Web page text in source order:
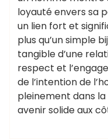
loyauté envers sa
un lien fort et
plus qu’un simple
tangible d’une
respect et
de l’intention de
pleinement dans
avenir solide aux